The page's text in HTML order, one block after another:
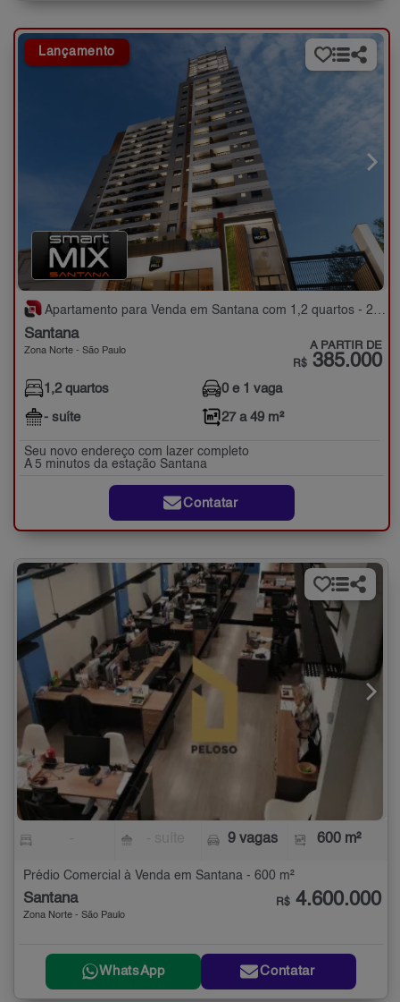
Lançamento
Apartamento para Venda em Santana com 1,2 quartos - 27 a 49 m²
Santana
Zona Norte - São Paulo A PARTIR DE
R$ 385.000
1,2 quartos
- suíte
0 e 1 vaga
27 a 49 m²
Seu novo endereço com lazer completo
A 5 minutos da estação Santana
Contatar
9 vagas 600 m²
Prédio Comercial à Venda em Santana - 600 m²
Santana
Zona Norte - São Paulo
R$ 4.600.000
WhatsApp Contatar